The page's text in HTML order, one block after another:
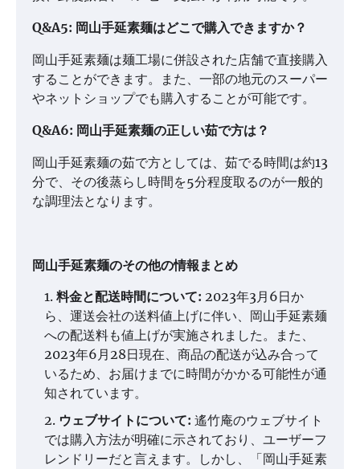
Q&A5: 岡山手延素麺はどこで購入できますか？
岡山手延素麺は麺工場に併設された店舗で直接購入
することができます。また、一部の地元のスーパー
やネットショップでも購入することが可能です。
Q&A6: 岡山手延素麺の正しい茹で方は？
岡山手延素麺の茹で方としては、茹でる時間は約13
分で、その後蒸らし時間を5分程度取るのが一般的
な調理法となります。
岡山手延素麺のその他の情報まとめ
料金と配送時間について: 2023年3月6日か
ら、運送会社の送料値上げに伴い、岡山手延素麺
への配送料も値上げが実施されました。また、
2023年6月28日現在、商品の配送が込み合って
いるため、お届けまでに時間がかかる可能性が通
知されています。
ウェブサイトについて: 遙竹庵のウェブサイト
では購入方法が明確に示されており、ユーザーフ
レンドリーだと言えます。しかし、「岡山手延素